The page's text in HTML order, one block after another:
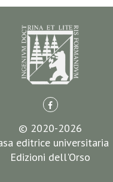
© 2020-2026
editrice universitaria
Edizioni dell'Orso